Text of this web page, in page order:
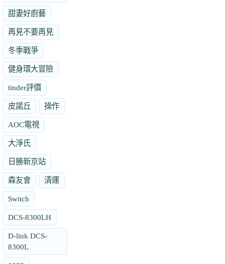
甜妻好廚藝
再見不要再見
冬季戰爭
健身環大冒險
tinder評價
皮諾丘 操作
AOC電視
大淨氏
日勝新京站
森友會 清運
Switch
DCS-8300LH
D-link DCS-
8300L